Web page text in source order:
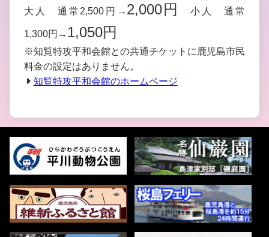
大人 通常2,500円→ 2,000円 小人 通常
1,300円→ 1,050円
※知覧特攻平和会館との共通チケットに鹿児島市民
料金の設定はありません。
知覧特攻平和会館のホームページ